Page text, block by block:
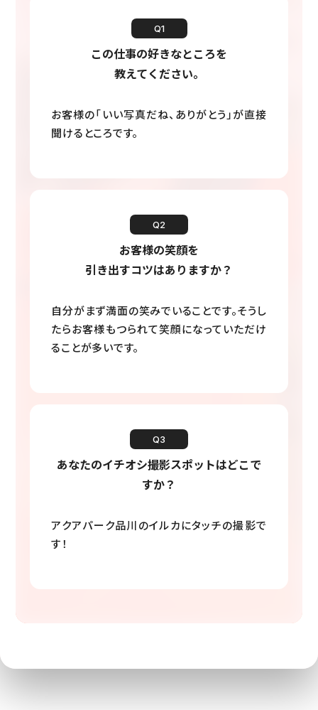
Q1
この仕事の好きなところを
教えてください。
お客様の「いい写真だね、ありがとう」が直接
聞けるところです。
Q2
お客様の笑顔を
引き出すコツはありますか？
自分がまず満面の笑みでいることです。そうし
たらお客様もつられて笑顔になっていただけ
ることが多いです。
Q3
あなたのイチオシ撮影スポットはどこで
すか？
アクアパーク品川のイルカにタッチの撮影で
す！